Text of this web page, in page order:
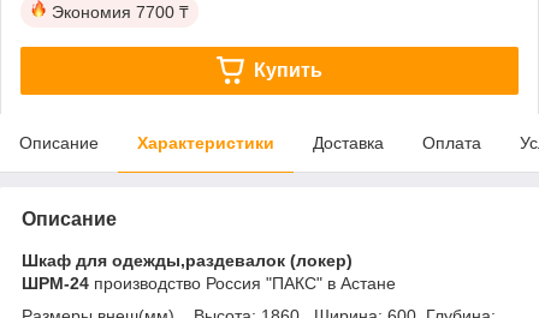
Экономия 7700 ₸
Купить
Описание Характеристики Доставка Оплата
Описание
Шкаф для одежды,раздевалок (локер)
ШРМ-24 производство Россия "ПАКС" в Астане